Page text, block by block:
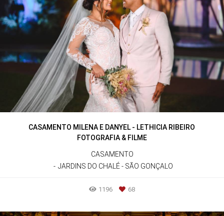
CASAMENTO MILENA E DANYEL - LETHICIA RIBEIRO
FOTOGRAFIA & FILME
CASAMENTO
JARDINS DO CHALÉ - SÃO GONÇALO
1196 68